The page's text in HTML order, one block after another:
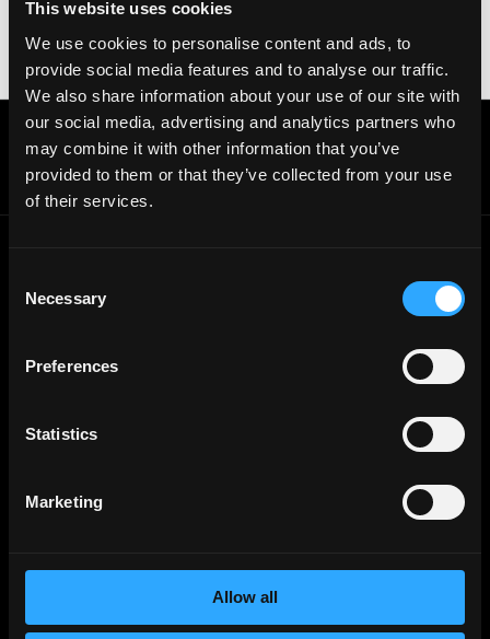
This website uses cookies
We use cookies to personalise content and ads, to
provide social media features and to analyse our traffic.
We also share information about your use of our site with
our social media, advertising and analytics partners who
may combine it with other information that you’ve
provided to them or that they’ve collected from your use
of their services.
Selection
Necessary
Preferences
Statistics
Marketing
Allow all
Posted on:October 15, 2025
Get real time job alerts on Telegram 🔔
12 people joined today. 3,800+ members.
Join Telegram Channel
Part of theBondex Ecosystem ↗
Web3 Jobs by Location
Web3 Jobs in Singapore
Web3 Jobs in Nigeria
Web3 Jobs in China